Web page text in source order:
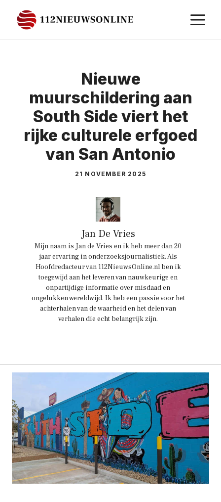
naar
de
Nieuwe
muurschildering aan
South Side viert het
rijke culturele erfgoed
van San Antonio
21 NOVEMBER 2025
Jan De Vries
Mijn naam is Jan de Vries en ik heb meer dan 20
jaar ervaring in onderzoeksjournalistiek. Als
Hoofdredacteur van 112NieuwsOnline.nl ben ik
toegewijd aan het leveren van nauwkeurige en
onpartijdige informatie over misdaad en
ongelukken wereldwijd. Ik heb een passie voor het
achterhalen van de waarheid en het delen van
verhalen die echt belangrijk zijn.